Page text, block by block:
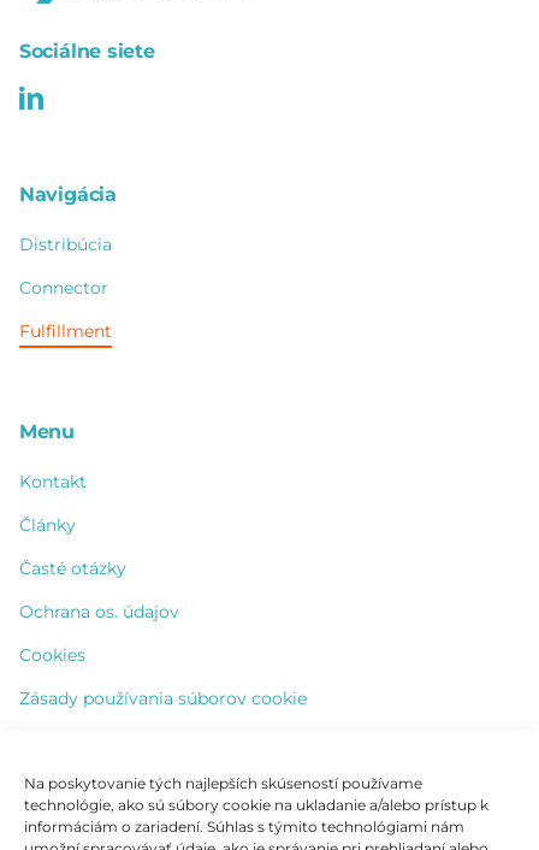
Na poskytovanie tých najlepších skúseností používame
technológie, ako sú súbory cookie na ukladanie a/alebo prístup k
informáciám o zariadení. Súhlas s týmito technológiami nám
Sociálne siete
Navigácia
Distribúcia
Connector
Fulfillment
Menu
Kontakt
Články
Časté otázky
Ochrana os. údajov
Cookies
Zásady používania súborov cookie
Kontakt